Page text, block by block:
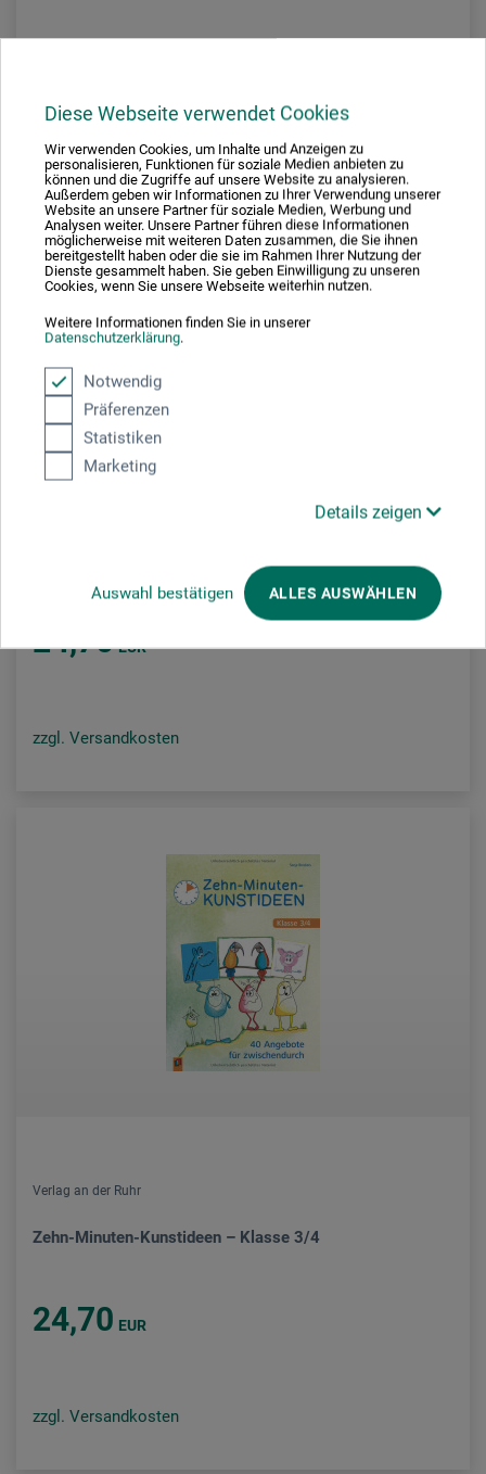
Diese Webseite verwendet Cookies
Wir verwenden Cookies, um Inhalte und Anzeigen zu
personalisieren, Funktionen für soziale Medien anbieten zu
können und die Zugriffe auf unsere Website zu analysieren.
Außerdem geben wir Informationen zu Ihrer Verwendung unserer
Website an unsere Partner für soziale Medien, Werbung und
Analysen weiter. Unsere Partner führen diese Informationen
möglicherweise mit weiteren Daten zusammen, die Sie ihnen
bereitgestellt haben oder die sie im Rahmen Ihrer Nutzung der
Dienste gesammelt haben. Sie geben Einwilligung zu unseren
Cookies, wenn Sie unsere Webseite weiterhin nutzen.
Weitere Informationen finden Sie in unserer
Datenschutzerklärung.
Notwendig
Präferenzen
Statistiken
Marketing
Details zeigen
Auswahl bestätigen ALLES AUSWÄHLEN
24,70 EUR
zzgl. Versandkosten
Verlag an der Ruhr
Zehn-Minuten-Kunstideen – Klasse 3/4
24,70 EUR
zzgl. Versandkosten